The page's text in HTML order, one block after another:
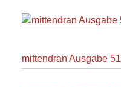
mittendran Ausgabe 51